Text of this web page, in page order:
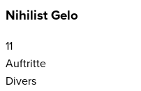
Nihilist Gelo
11
Auftritte
Divers